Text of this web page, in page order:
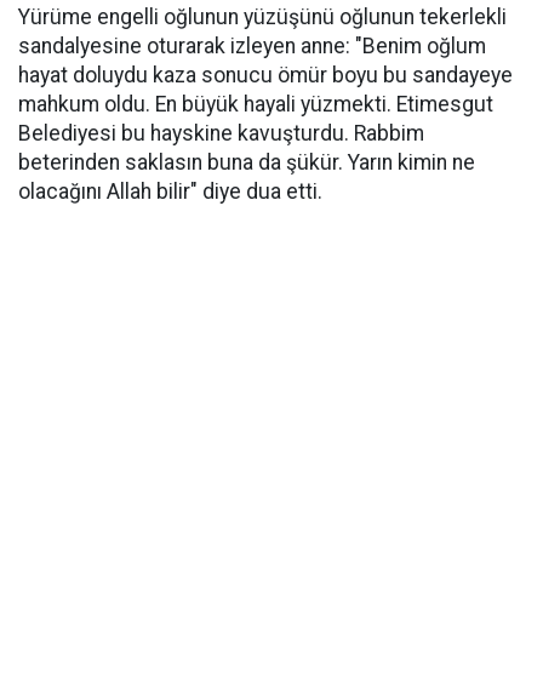
Yürüme engelli oğlunun yüzüşünü oğlunun tekerlekli
sandalyesine oturarak izleyen anne: "Benim oğlum
hayat doluydu kaza sonucu ömür boyu bu sandayeye
mahkum oldu. En büyük hayali yüzmekti. Etimesgut
Belediyesi bu hayskine kavuşturdu. Rabbim
beterinden saklasın buna da şükür. Yarın kimin ne
olacağını Allah bilir" diye dua etti.